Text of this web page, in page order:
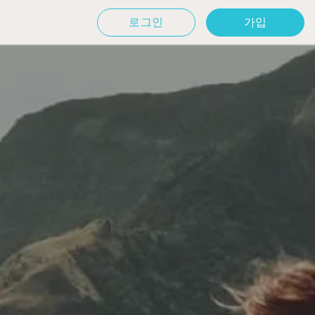
로그인 가입